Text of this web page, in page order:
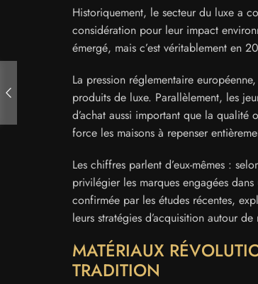
Historiquement, le secteur du luxe a
considération pour leur impact
émergé, mais c’est véritablement en
La pression réglementaire
produits de luxe. Parallèlement, les
d’achat aussi important que la qualité
force les maisons à repenser
Les chiffres parlent d’eux-mêmes :
privilégier les marques engagées
confirmée par les études récentes,
leurs stratégies d’acquisition autour
MATÉRIAUX
TRADITION